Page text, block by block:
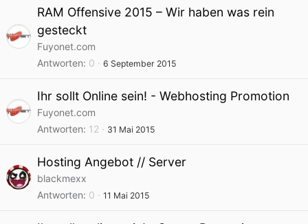
RAM Offensive 2015 – Wir haben was rein
gesteckt
Fuyonet.com
Antworten 0 6 September 2015
Ihr sollt Online sein! - Webhosting Promotion
Fuyonet.com
Antworten 12 31 Mai 2015
Hosting Angebot // Server
blackmexx
Antworten 0 11 Mai 2015